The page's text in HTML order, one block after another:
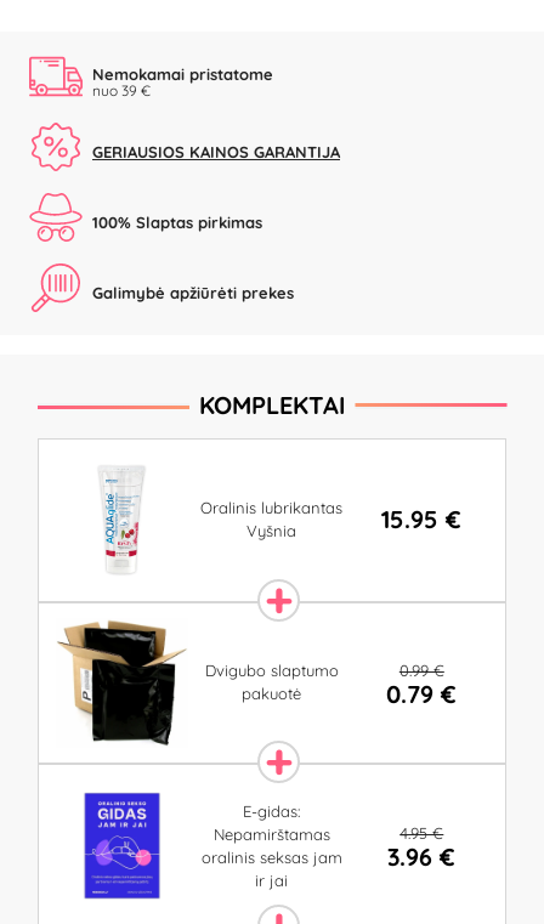
Nemokamai pristatome
nuo 39 €
GERIAUSIOS KAINOS GARANTIJA
100% Slaptas pirkimas
Galimybė apžiūrėti prekes
KOMPLEKTAI
Oralinis lubrikantas
Vyšnia
15.95 €
Dvigubo slaptumo
pakuotė
0.99 €
0.79 €
E-gidas:
Nepamirštamas
oralinis seksas jam
ir jai
4.95 €
3.96 €